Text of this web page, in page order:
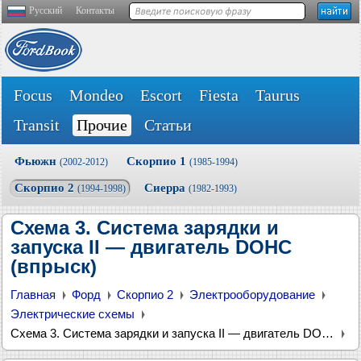
Русский Контакты
Focus Mondeo Escort Fiesta
Taurus
Transit
Прочие Статьи
Фьюжн (2002-2012) Скорпио 1 (1985-1994)
Скорпио 2 (1994-1998) Сиерра (1982-1993)
Схема 3. Система зарядки и
запуска II — двигатель DOHC
(впрыск)
Главная Форд Скорпио 2
Электрооборудование
Электрические схемы
Схема 3. Система зарядки и запуска II — двигатель DOHC (впрыск)